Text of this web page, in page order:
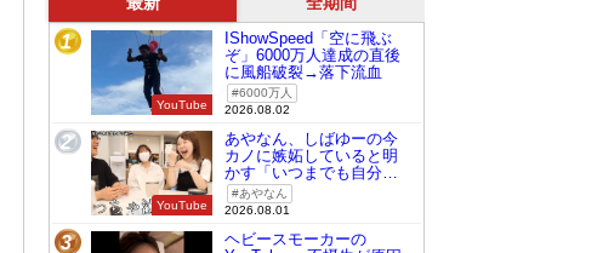
1
YouTube
IShowSpeed「空に飛ぶ
ぞ」6000万人達成の直後
に風船破裂→落下流血
6000万人
2026.08.02
2
YouTube
あやなん、しばゆーの今
カノに嫉妬していると明
かす「いつまでも自分の
ものみたいに…」
あやなん
2026.08.01
3
ヘビースモーカーの